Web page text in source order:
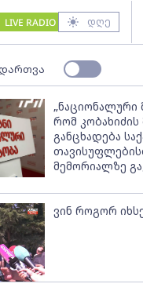
LIVE RADIO დღე
„ნაციონალური
რომ
განცხადება
მემორიალზე
ვინ როგორ